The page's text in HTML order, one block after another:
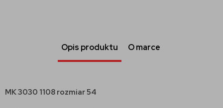
Opis produktu O marce
MK 3030 1108 rozmiar 54